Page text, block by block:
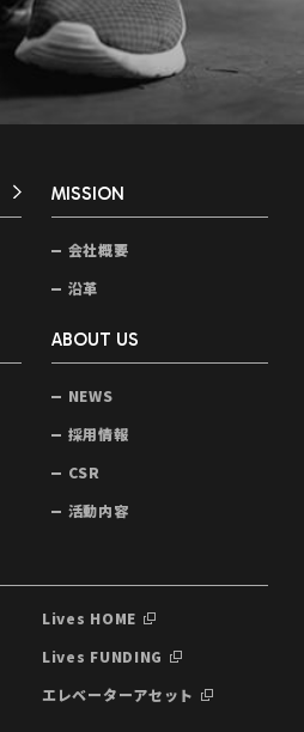
MISSION
会社概要
沿革
ABOUT US
NEWS
採用情報
CSR
活動内容
Lives HOME
Lives FUNDING
エレベーターアセット